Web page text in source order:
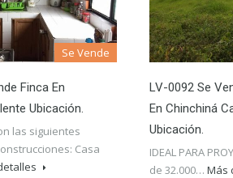
Se Vende
Finca En
Ubicación.
las siguientes
Casa
LV-0092 Se
En Chinchiná
Ubicación.
IDEAL PARA
de 32.000… Más